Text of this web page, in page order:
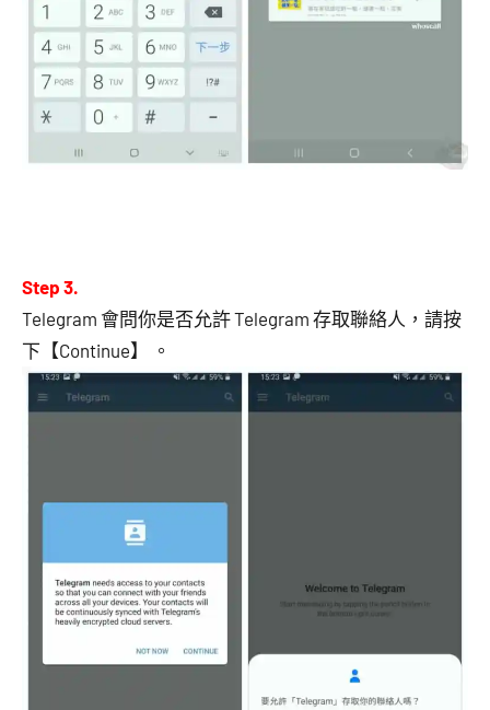
Step 3.
Telegram 會問你是否允許 Telegram 存取聯絡人，請按
下【Continue】 。